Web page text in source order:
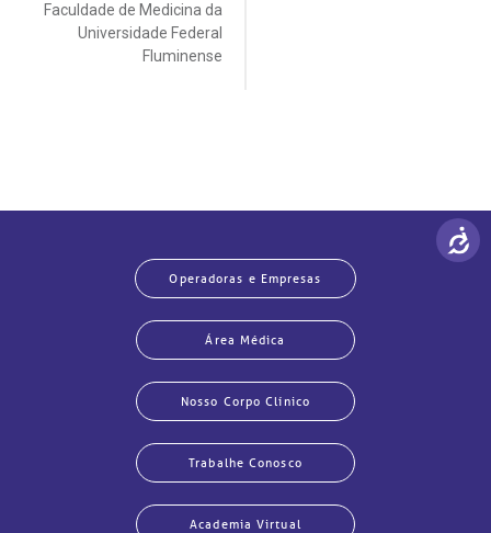
Faculdade de Medicina da
Universidade Federal
Fluminense
Operadoras e Empresas
Área Médica
Nosso Corpo Clínico
Trabalhe Conosco
Academia Virtual